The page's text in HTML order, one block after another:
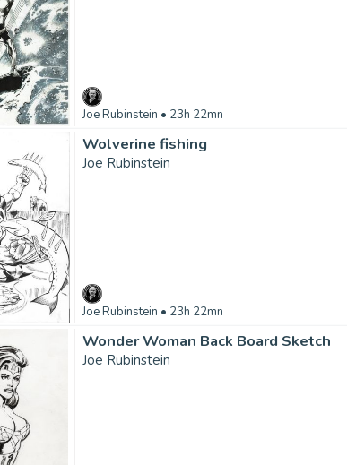
Joe Rubinstein • 23h 22mn
Wolverine fishing
Joe Rubinstein
Joe Rubinstein • 23h 22mn
Wonder Woman Back Board Sketch
Joe Rubinstein